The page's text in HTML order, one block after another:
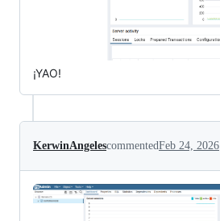
¡YAO!
KerwinAngelescommentedFeb 24, 2026